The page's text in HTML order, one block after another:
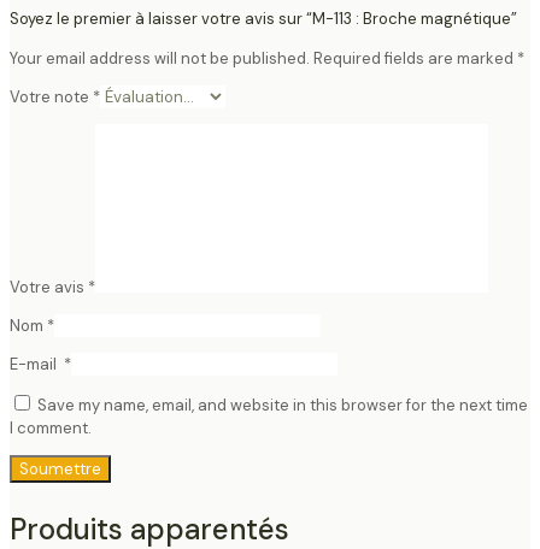
Soyez le premier à laisser votre avis sur “M-113 : Broche magnétique”
Your email address will not be published. Required fields are marked *
Votre note *
Votre avis *
Nom *
E-mail *
Save my name, email, and website in this browser for the next time
I comment.
Produits apparentés